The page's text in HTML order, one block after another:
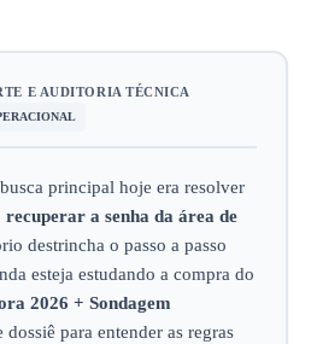
E AUDITORIA TÉCNICA
principal hoje era resolver
recuperar a senha da área de
destrincha o passo a passo
esteja estudando a compra do
2026 + Sondagem
dossiê para entender as regras